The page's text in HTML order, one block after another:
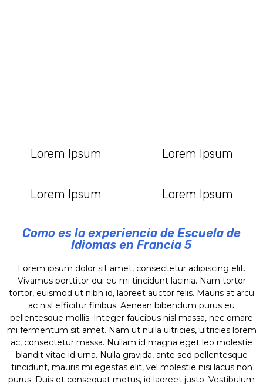
Lorem Ipsum Lorem Ipsum
Lorem Ipsum Lorem Ipsum
Como es la experiencia de Escuela de
Idiomas en Francia 5
Lorem ipsum dolor sit amet, consectetur adipiscing elit.
Vivamus porttitor dui eu mi tincidunt lacinia. Nam tortor
tortor, euismod ut nibh id, laoreet auctor felis. Mauris at arcu
ac nisl efficitur finibus. Aenean bibendum purus eu
pellentesque mollis. Integer faucibus nisl massa, nec ornare
mi fermentum sit amet. Nam ut nulla ultricies, ultricies lorem
ac, consectetur massa. Nullam id magna eget leo molestie
blandit vitae id urna. Nulla gravida, ante sed pellentesque
tincidunt, mauris mi egestas elit, vel molestie nisi lacus non
purus. Duis et consequat metus, id laoreet justo. Vestibulum